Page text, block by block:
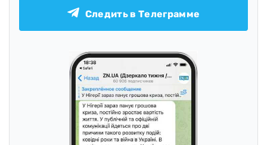
Следить в Телеграмме